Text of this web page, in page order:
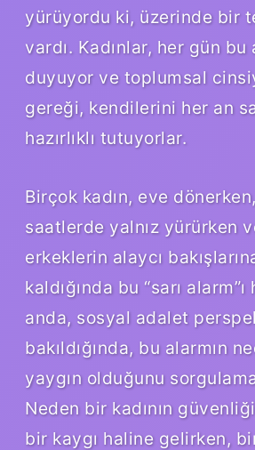
yürüyordu ki, üzerinde bir
vardı. Kadınlar, her gün bu
duyuyor ve toplumsal
gereği, kendilerini her an
hazırlıklı tutuyorlar.
Birçok kadın, eve
saatlerde yalnız yürürken
erkeklerin alaycı
kaldığında bu “sarı
anda, sosyal adalet
bakıldığında, bu alarmın
yaygın olduğunu
Neden bir kadının
bir kaygı haline gelirken,